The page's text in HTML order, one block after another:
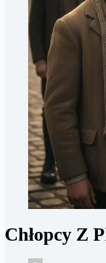
Chłopcy Z